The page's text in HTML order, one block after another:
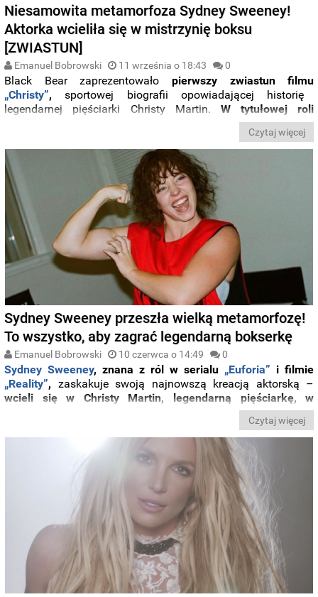
Niesamowita metamorfoza Sydney Sweeney!
Aktorka wcieliła się w mistrzynię boksu
[ZWIASTUN]
Emanuel Bobrowski 11 września o 18:43 0
Black Bear zaprezentowałopierwszy zwiastun filmu
„Christy”, sportowej biografii opowiadającej historię
legendarnej pięściarki Christy Martin. W tytułowej roli
„Euforia”, która
na potrzeby produkcji przeszła imponującą fizyczną
metamorfozę.
Czytaj więcej
Sydney Sweeney przeszła wielką metamorfozę!
To wszystko, aby zagrać legendarną bokserkę
Emanuel Bobrowski 10 czerwca o 14:49 0
Sydney Sweeney, znana z ról w serialu „Euforia” i filmie
„Reality”, zaskakuje swoją najnowszą kreacją aktorską –
wcieli się w Christy Martin, legendarną pięściarkę, w
reżyseriiDavida
Czytaj więcej